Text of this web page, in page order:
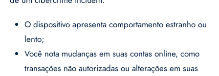
O dispositivo apresenta comportamento estranho ou
lento;
Você nota mudanças em suas contas online, como
transações não autorizadas ou alterações em suas